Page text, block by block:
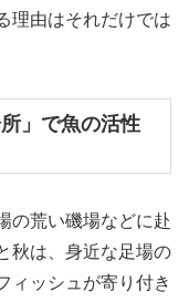
理由はそれだけでは
」で魚の活性
の荒い磯場などに赴
秋は、身近な足場の
ィッシュが寄り付き